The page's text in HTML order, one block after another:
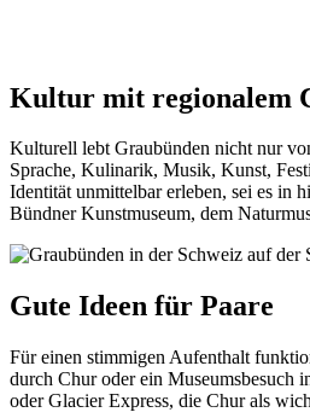
Kultur mit regionalem
Kulturell lebt Graubünden nicht nur
Sprache, Kulinarik, Musik, Kunst,
Identität unmittelbar erleben, sei es in
Bündner Kunstmuseum, dem
Gute Ideen für Paare
Für einen stimmigen Aufenthalt
durch Chur oder ein Museumsbesuch
oder Glacier Express, die Chur als